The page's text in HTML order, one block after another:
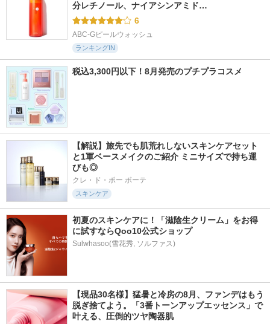
分レチノール、ナイアシンアミド…
6
ABC-Gピールウォッシュ
ランキングIN
税込3,300円以下！8月発売のプチプラコスメ
【解説】旅先でも肌荒れしないスキンケアセット
と1軍ベースメイクのご紹介 ミニサイズで持ち運
びも◎
クレ・ド・ポー ボーテ
スキンケア
初夏のスキンケアに！「滋陰生クリーム」をお得
に試すならQoo10公式ショップ
Sulwhasoo(雪花秀, ソルファス)
【現品30名様】猛暑と冷房の8月、ファンデはもう
脱ぎ捨てよう。「3番トーンアップエッセンス」で
叶える、圧倒的ツヤ陶器肌